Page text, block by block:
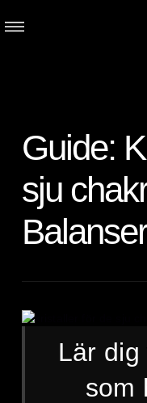
Guide:
sju
Lär
som